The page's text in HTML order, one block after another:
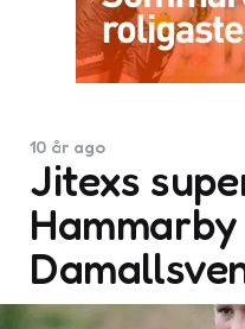
Jitexs
10 år ago